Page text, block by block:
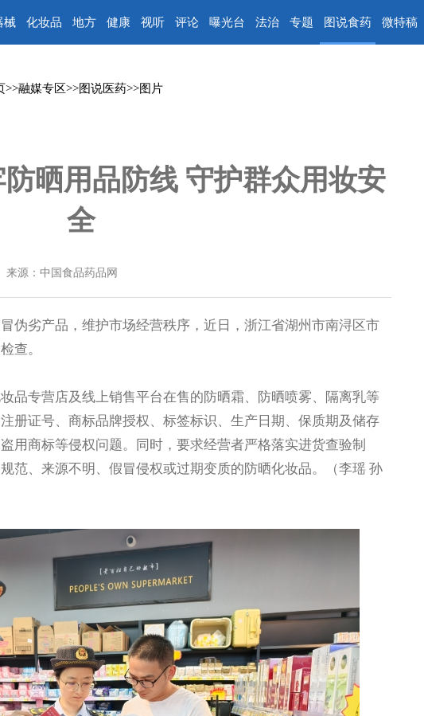
械 化妆品 地方 健康 视听 评论 曝光台 法治 专题 图说食药 微特稿
>>融媒专区>>图说医药>>图片
晒用品防线 守护群众用妆安
全
来源：中国食品药品网
劣产品，维护市场经营秩序，近日，浙江省湖州市南浔区市
查。
专营店及线上销售平台在售的防晒霜、防晒喷雾、隔离乳等
册证号、商标品牌授权、标签标识、生产日期、保质期及储存
用商标等侵权问题。同时，要求经营者严格落实进货查验制
范、来源不明、假冒侵权或过期变质的防晒化妆品。（李瑶 孙